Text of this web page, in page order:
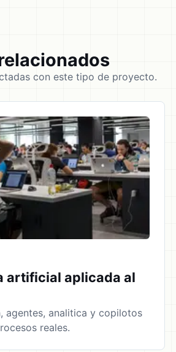
con este tipo de proyecto.
artificial aplicada al
agentes, analitica y copilotos
reales.